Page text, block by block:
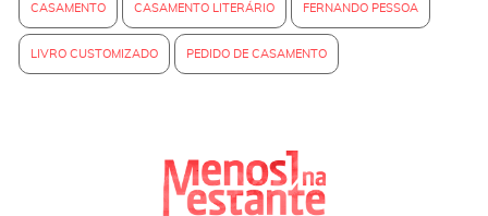
CASAMENTO CASAMENTO LITERÁRIO FERNANDO PESSOA
LIVRO CUSTOMIZADO PEDIDO DE CASAMENTO